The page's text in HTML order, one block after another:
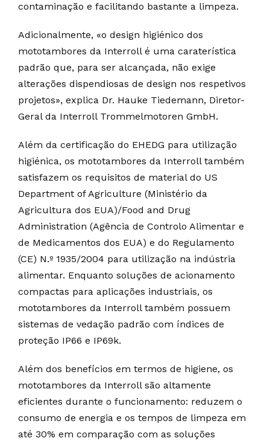
contaminação e facilitando bastante a limpeza.
Adicionalmente, «o design higiénico dos
mototambores da Interroll é uma caraterística
padrão que, para ser alcançada, não exige
alterações dispendiosas de design nos respetivos
projetos», explica Dr. Hauke Tiedemann, Diretor-
Geral da Interroll Trommelmotoren GmbH.
Além da certificação do EHEDG para utilização
higiénica, os mototambores da Interroll também
satisfazem os requisitos de material do US
Department of Agriculture (Ministério da
Agricultura dos EUA)/Food and Drug
Administration (Agência de Controlo Alimentar e
de Medicamentos dos EUA) e do Regulamento
(CE) N.º 1935/2004 para utilização na indústria
alimentar. Enquanto soluções de acionamento
compactas para aplicações industriais, os
mototambores da Interroll também possuem
sistemas de vedação padrão com índices de
proteção IP66 e IP69k.
Além dos benefícios em termos de higiene, os
mototambores da Interroll são altamente
eficientes durante o funcionamento: reduzem o
consumo de energia e os tempos de limpeza em
até 30% em comparação com as soluções